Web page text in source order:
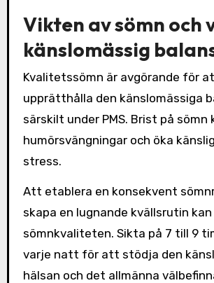
Vikten av sömn och
känslomässig
Kvalitetssömn är avgörande för
upprätthålla den känslomässiga
särskilt under PMS. Brist på sömn
humörsvängningar och öka
stress.
Att etablera en konsekvent
skapa en lugnande kvällsrutin
sömnkvaliteten. Sikta på 7 till 9
varje natt för att stödja den
hälsan och det allmänna